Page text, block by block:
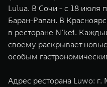
Lulua. В Сочи - с 18 июля
Баран-Рапан. В
в ресторане N’kei.
своему раскрывает
особым
Адрес ресторана Luwo: